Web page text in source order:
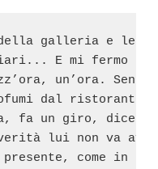
galleria e le
E mi fermo
un’ora.
dal ristorante
fa un giro, dice
lui non va
come in